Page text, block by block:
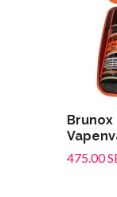
475.00